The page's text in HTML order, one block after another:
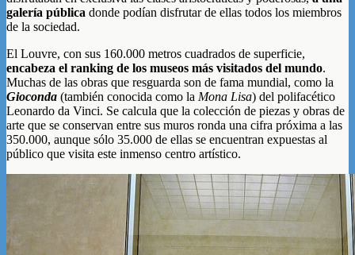
galería pública donde podían disfrutar de ellas todos los miembros
de la sociedad.
El Louvre, con sus 160.000 metros cuadrados de superficie,
encabeza el ranking de los museos más visitados del mundo.
Muchas de las obras que resguarda son de fama mundial, como la
Gioconda (también conocida como la Mona Lisa) del polifacético
Leonardo da Vinci. Se calcula que la colección de piezas y obras de
arte que se conservan entre sus muros ronda una cifra próxima a las
350.000, aunque sólo 35.000 de ellas se encuentran expuestas al
público que visita este inmenso centro artístico.